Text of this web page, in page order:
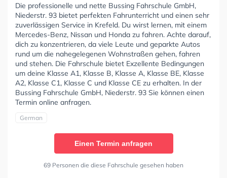
Die professionelle und nette Bussing Fahrschule GmbH,
Niederstr. 93 bietet perfekten Fahrunterricht und einen sehr
zuverlässigen Service in Krefeld. Du wirst lernen, mit einem
Mercedes-Benz, Nissan und Honda zu fahren. Achte darauf,
dich zu konzentrieren, da viele Leute und geparkte Autos
rund um die nahegelegenen Wohnstraßen gehen, fahren
und stehen. Die Fahrschule bietet Exzellente Bedingungen
um deine Klasse A1, Klasse B, Klasse A, Klasse BE, Klasse
A2, Klasse C1, Klasse C und Klasse CE zu erhalten. In der
Bussing Fahrschule GmbH, Niederstr. 93 Sie können einen
Termin online anfragen.
German
Einen Termin anfragen
69 Personen die diese Fahrschule gesehen haben